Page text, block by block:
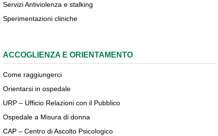
Servizi Antiviolenza e stalking
Sperimentazioni cliniche
ACCOGLIENZA E ORIENTAMENTO
Come raggiungerci
Orientarsi in ospedale
URP – Ufficio Relazioni con il Pubblico
Ospedale a Misura di donna
CAP – Centro di Ascolto Psicologico